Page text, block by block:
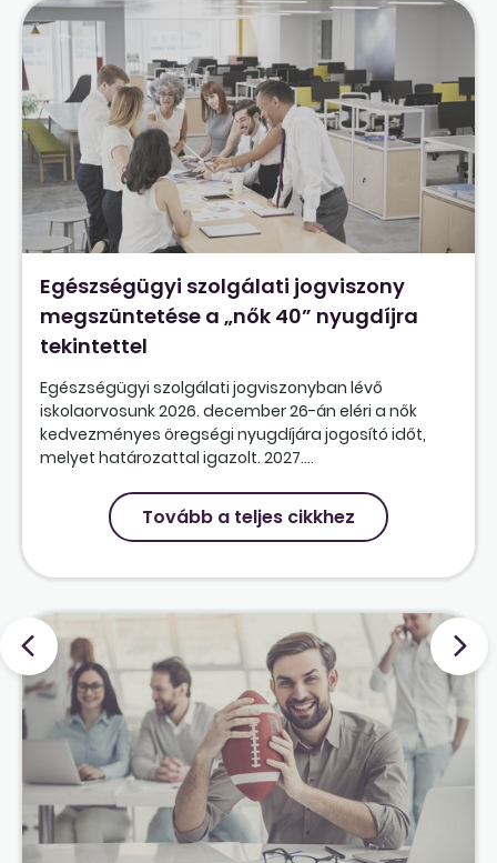
Egészségügyi szolgálati jogviszony
megszüntetése a „nők 40” nyugdíjra
tekintettel
Egészségügyi szolgálati jogviszonyban lévő
iskolaorvosunk 2026. december 26-án eléri a nők
kedvezményes öregségi nyugdíjára jogosító időt,
melyet határozattal igazolt. 2027....
Tovább a teljes cikkhez